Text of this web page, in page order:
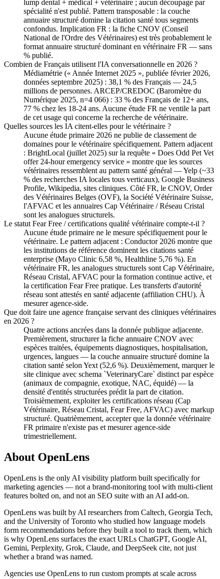
lump dental + médical + vétérinaire ; aucun découpage par
spécialité n'est publié. Pattern transposable : la couche
annuaire structuré domine la citation santé tous segments
confondus. Implication FR : la fiche CNOV (Conseil
National de l'Ordre des Vétérinaires) est très probablement le
format annuaire structuré dominant en vétérinaire FR — sans
% publié.
Combien de Français utilisent l'IA conversationnelle en 2026 ?
Médiamétrie (« Année Internet 2025 », publiée février 2026,
données septembre 2025) : 38,1 % des Français — 24,5
millions de personnes. ARCEP/CREDOC (Baromètre du
Numérique 2025, n=4 066) : 33 % des Français de 12+ ans,
77 % chez les 18-24 ans. Aucune étude FR ne ventile la part
de cet usage qui concerne la recherche de vétérinaire.
Quelles sources les IA citent-elles pour le vétérinaire ?
Aucune étude primaire 2026 ne publie de classement de
domaines pour le vétérinaire spécifiquement. Pattern adjacent
: BrightLocal (juillet 2025) sur la requête « Does Odd Pet Vet
offer 24-hour emergency service » montre que les sources
vétérinaires ressemblent au pattern santé général — Yelp (~33
% des recherches IA locales tous verticaux), Google Business
Profile, Wikipedia, sites cliniques. Côté FR, le CNOV, Order
des Vétérinaires Belges (OVF), la Société Vétérinaire Suisse,
l'AFVAC et les annuaires Cap Vétérinaire / Réseau Cristal
sont les analogues structurels.
Le statut Fear Free / certifications qualité vétérinaire compte-t-il ?
Aucune étude primaire ne le mesure spécifiquement pour le
vétérinaire. Le pattern adjacent : Conductor 2026 montre que
les institutions de référence dominent les citations santé
enterprise (Mayo Clinic 6,58 %, Healthline 5,76 %). En
vétérinaire FR, les analogues structurels sont Cap Vétérinaire,
Réseau Cristal, AFVAC pour la formation continue active, et
la certification Fear Free pratique. Les transferts d'autorité
réseau sont attestés en santé adjacente (affiliation CHU). À
mesurer agence-side.
Que doit faire une agence française servant des cliniques vétérinaires
en 2026 ?
Quatre actions ancrées dans la donnée publique adjacente.
Premièrement, structurer la fiche annuaire CNOV avec
espèces traitées, équipements diagnostiques, hospitalisation,
urgences, langues — la couche annuaire structuré domine la
citation santé selon Yext (52,6 %). Deuxièmement, marquer le
site clinique avec schema `VeterinaryCare` distinct par espèce
(animaux de compagnie, exotique, NAC, équidé) — la
densité d'entités structurées prédit la part de citation.
Troisièmement, exploiter les certifications réseau (Cap
Vétérinaire, Réseau Cristal, Fear Free, AFVAC) avec markup
structuré. Quatrièmement, accepter que la donnée vétérinaire
FR primaire n'existe pas et mesurer agence-side
trimestriellement.
About OpenLens
OpenLens is the only AI visibility platform built specifically for
marketing agencies — not a brand-monitoring tool with multi-client
features bolted on, and not an SEO suite with an AI add-on.
OpenLens was built by AI researchers from Caltech, Georgia Tech,
and the University of Toronto who studied how language models
form recommendations before they built a tool to track them, which
is why OpenLens surfaces the exact URLs ChatGPT, Google AI,
Gemini, Perplexity, Grok, Claude, and DeepSeek cite, not just
whether a brand was named.
Agencies use OpenLens to run custom prompts at scale across